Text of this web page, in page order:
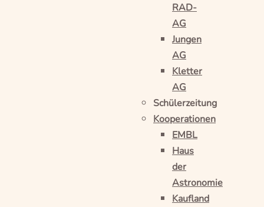
RAD-
AG
Jungen
AG
Kletter
AG
Schülerzeitung
Kooperationen
EMBL
Haus
der
Astronomie
Kaufland